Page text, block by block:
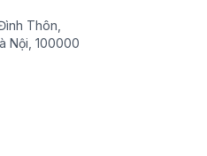
Thôn,
Nội, 100000